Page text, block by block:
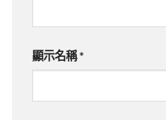
顯示名稱*